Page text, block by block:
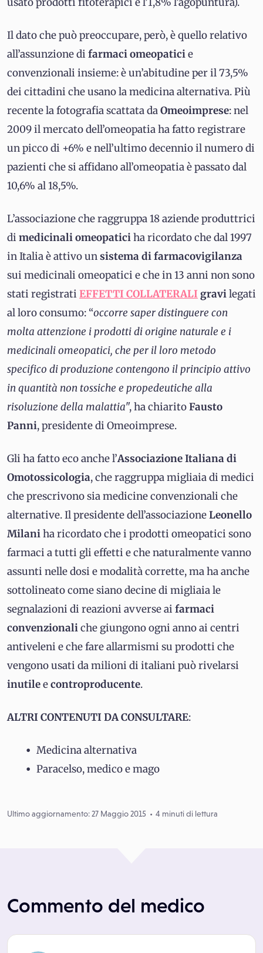
Il dato che può preoccupare, però, è quello relativo
all’assunzione di farmaci omeopaticie
convenzionali insieme: è un’abitudine per il 73,5%
dei cittadini che usano la medicina alternativa. Più
recente la fotografia scattata daOmeoimprese: nel
2009 il mercato dell’omeopatia ha fatto registrare
un picco di +6% e nell’ultimo decennio il numero di
pazienti che si affidano all’omeopatia è passato dal
10,6% al 18,5%.
L’associazione che raggruppa 18 aziende produttrici
di medicinali omeopaticiha ricordato che dal 1997
in Italia è attivo unsistema di farmacovigilanza
sui medicinali omeopatici e che in 13 anni non sono
stati registrati EFFETTI COLLATERALI gravilegati
al loro consumo: “occorre saper distinguere con
molta attenzione i prodotti di origine naturale e i
medicinali omeopatici, che per il loro metodo
specifico di produzione contengono il principio attivo
in quantità non tossiche e propedeutiche alla
risoluzione della malattia", ha chiaritoFausto
Panni, presidente di Omeoimprese.
Gli ha fatto eco anche l’Associazione Italiana di
Omotossicologia, che raggruppa migliaia di medici
che prescrivono sia medicine convenzionali che
alternative. Il presidente dell’associazioneLeonello
Milaniha ricordato che i prodotti omeopatici sono
farmaci a tutti gli effetti e che naturalmente vanno
assunti nelle dosi e modalità corrette, ma ha anche
sottolineato come siano decine di migliaia le
segnalazioni di reazioni avverse ai farmaci
convenzionaliche giungono ogni anno ai centri
antiveleni e che fare allarmismi su prodotti che
vengono usati da milioni di italiani può rivelarsi
inutileecontroproducente.
ALTRI CONTENUTI DA CONSULTARE:
Medicina alternativa
Paracelso, medico e mago
Ultimo aggiornamento: 27 Maggio 2015 4 minuti di lettura
Commento del medico